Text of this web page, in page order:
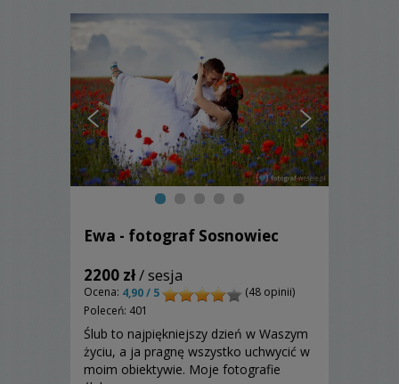
Ewa - fotograf Sosnowiec
2200 zł/ sesja
Ocena: 4,90 / 5
(48 opinii)
Poleceń: 401
Ślub to najpiękniejszy dzień w Waszym
życiu, a ja pragnę wszystko uchwycić w
moim obiektywie. Moje fotografie